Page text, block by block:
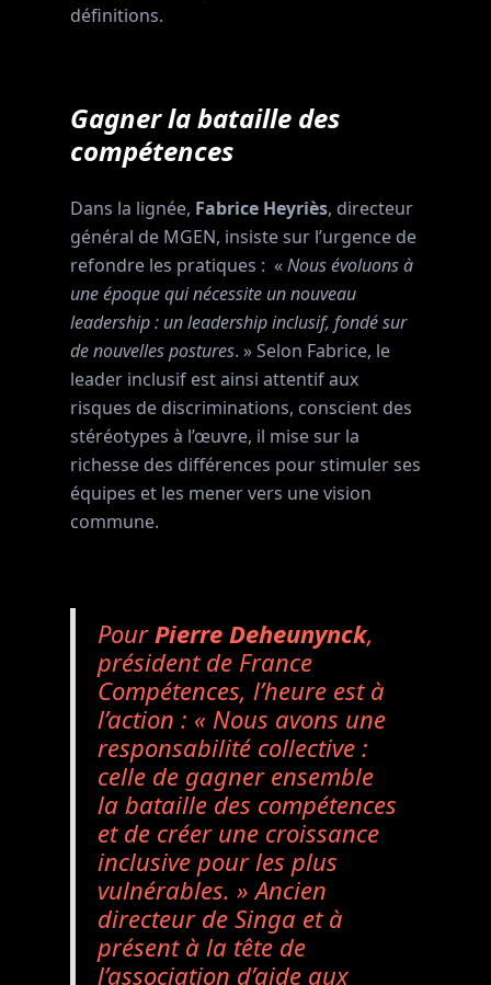
définitions.
Gagner la bataille des
compétences
Dans la lignée, Fabrice Heyriès, directeur
général de MGEN, insiste sur l’urgence de
refondre les pratiques : «Nous évoluons à
une époque qui nécessite un nouveau
leadership : un leadership inclusif, fondé sur
de nouvelles postures. » Selon Fabrice, le
leader inclusif est ainsi attentif aux
risques de discriminations, conscient des
stéréotypes à l’œuvre, il mise sur la
richesse des différences pour stimuler ses
équipes et les mener vers une vision
commune.
PourPierre Deheunynck,
président de France
Compétences, l’heure est à
l’action : « Nous avons une
responsabilité collective :
celle de gagner ensemble
la bataille des compétences
et de créer une croissance
inclusive pour les plus
vulnérables. » Ancien
directeur de Singa et à
présent à la tête de
l’association d’aide aux